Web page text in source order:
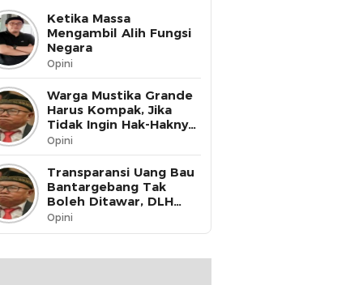
Ketika Massa
Mengambil Alih Fungsi
Negara
Opini
Warga Mustika Grande
Harus Kompak, Jika
Tidak Ingin Hak-Haknya
Dinikmati oleh Pihak
Lain
Opini
Transparansi Uang Bau
Bantargebang Tak
Boleh Ditawar, DLH
Kota Bekasi Harus Buka
Data ke Publik
Opini